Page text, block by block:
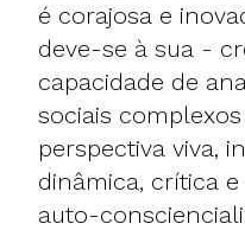
é corajosa e
deve-se à sua -
capacidade de
sociais
perspectiva viva,
dinâmica, crítica
auto-